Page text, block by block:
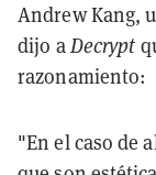
Andrew Kang,
dijo aDecrypt
razonamiento:
"En el caso de